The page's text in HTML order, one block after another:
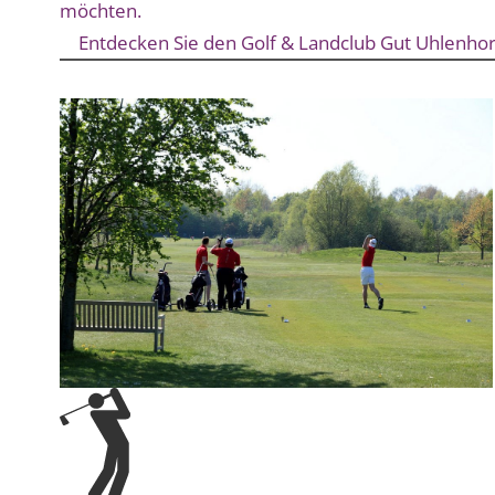
möchten.
Entdecken Sie den Golf & Landclub Gut